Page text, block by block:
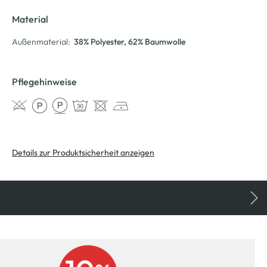
Material
Außenmaterial: 38% Polyester, 62% Baumwolle
Pflegehinweise
Details zur Produktsicherheit anzeigen